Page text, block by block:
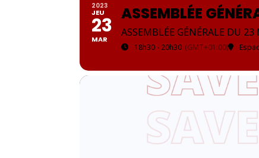
2023
JEU
23
MAR
ASSEMBLÉE
ASSEMBLÉE GÉNÉRALE DU 23
18h30 - 20h30 (GMT+01:00)